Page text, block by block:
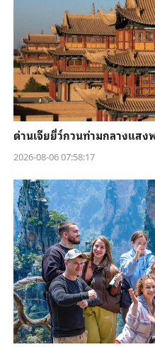
ด่านเจียยี่ว์กวนท่ามกลางแส
2026-08-06 07:58:17